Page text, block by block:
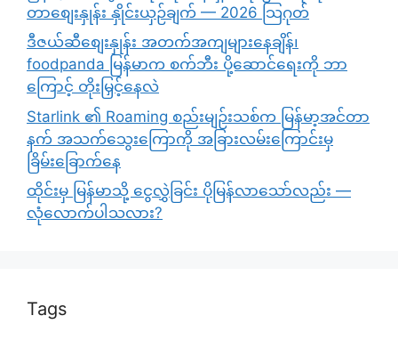
တာစျေးနှုန်း နှိုင်းယှဉ်ချက် — 2026 သြဂုတ်
ဒီဇယ်ဆီစျေးနှုန်း အတက်အကျများနေချိန်၊
foodpanda မြန်မာက စက်ဘီး ပို့ဆောင်ရေးကို ဘာ
ကြောင့် တိုးမြှင့်နေလဲ
Starlink ၏ Roaming စည်းမျဉ်းသစ်က မြန်မာ့အင်တာ
နက် အသက်သွေးကြောကို အခြားလမ်းကြောင်းမှ
ခြိမ်းခြောက်နေ
ထိုင်းမှ မြန်မာသို့ ငွေလွှဲခြင်း ပိုမြန်လာသော်လည်း —
လုံလောက်ပါသလား?
Tags